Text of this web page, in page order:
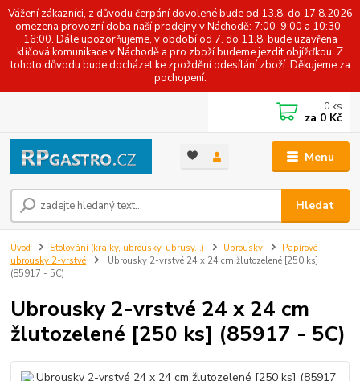
Vážení zákazníci, z důvodu čerpání dovolené bude od 13.8. do 17.8.2026
omezena provozní doba naší prodejny v Náchodě: 7:00-9:00 a 10:30-
16:00. Dále upozorňujeme, v období od 7. do 11.8. bude uzavřena
klíčová komunikace v Náchodě a pro zboží budeme jezdit objížďkou. Z
tohoto důvodu bude docházet ke zpoždění odesílání zboží. Děkujeme za
pochopení.
Menu
Hledat
0 ks
za 0 Kč
Úvod Stolování (krajky, ubrousky, ubrusy...) Ubrousky
Papírové
ubrousky 2-vrstvé
Ubrousky 2-vrstvé 24 x 24 cm žlutozelené [250 ks]
(85917 - 5C)
Ubrousky 2-vrstvé 24 x 24 cm
žlutozelené [250 ks] (85917 - 5C)